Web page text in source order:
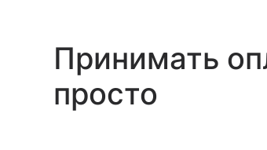
Принимать
просто